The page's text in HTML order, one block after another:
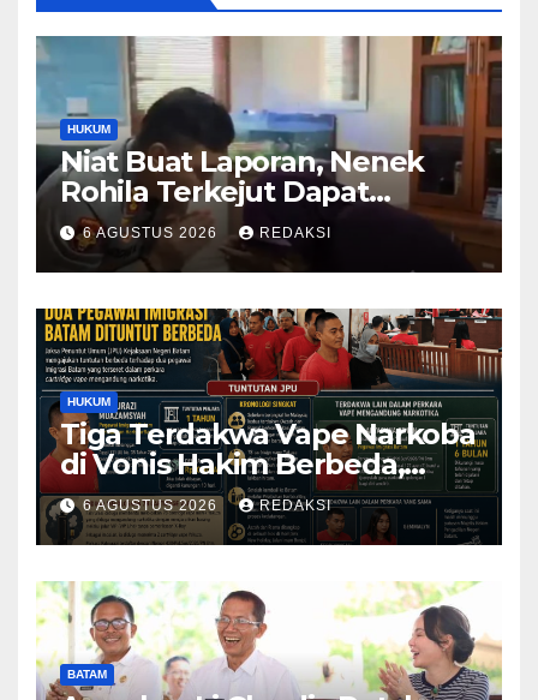
HUKUM
Niat Buat Laporan, Nenek
Rohila Terkejut Dapat
Bantuan dari Kabid Propam
Kombes Pol Eddwi
6 AGUSTUS 2026 REDAKSI
HUKUM
Tiga Terdakwa Vape Narkoba
di Vonis Hakim Berbeda,
Oknum Pegawai Imigrasi
Batam Paling Ringan
6 AGUSTUS 2026 REDAKSI
BATAM